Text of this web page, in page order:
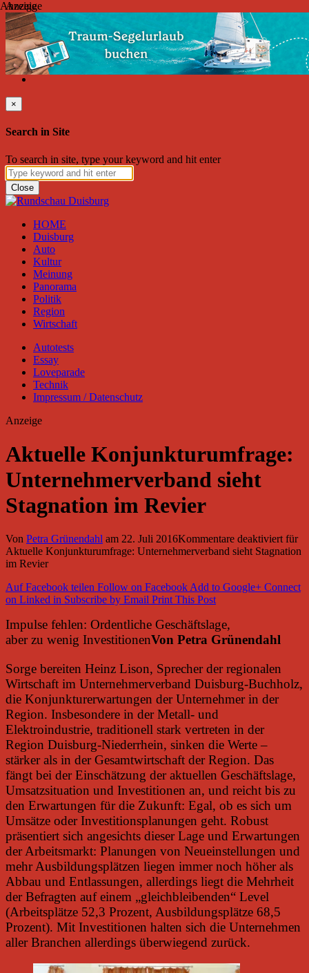
Donnerstag, August 06, 2026
Friend on Facebook Follow on Twitter Subscribe to RSS
Search
×
Search in Site
To search in site, type your keyword and hit enter
Close
HOME
Duisburg
Auto
Kultur
Meinung
Panorama
Politik
Region
Wirtschaft
Autotests
Essay
Loveparade
Technik
Impressum / Datenschutz
Anzeige
Aktuelle Konjunkturumfrage:
Unternehmerverband sieht
Stagnation im Revier
Von Petra Grünendahl am 22. Juli 2016Kommentare deaktiviertfür
Aktuelle Konjunkturumfrage: Unternehmerverband sieht Stagnation
im Revier
Auf Facebook teilen Follow on FacebookAdd to Google+ Connect
on Linked in Subscribe by Email Print This Post
Impulse fehlen: Ordentliche Geschäftslage,
aber zu wenig InvestitionenVon Petra Grünendahl
Sorge bereiten Heinz Lison, Sprecher der regionalen
Wirtschaft im Unternehmerverband Duisburg-Buchholz,
die Konjunkturerwartungen der Unternehmer in der
Region. Insbesondere in der Metall- und
Elektroindustrie, traditionell stark vertreten in der
Region Duisburg-Niederrhein, sinken die Werte –
stärker als in der Gesamtwirtschaft der Region. Das
fängt bei der Einschätzung der aktuellen Geschäftslage,
Umsatzsituation und Investitionen an, und reicht bis zu
den Erwartungen für die Zukunft: Egal, ob es sich um
Umsätze oder Investitionsplanungen geht. Robust
präsentiert sich angesichts dieser Lage und Erwartungen
der Arbeitsmarkt: Planungen von Neueinstellungen und
mehr Ausbildungsplätzen liegen immer noch höher als
Abbau und Entlassungen, allerdings liegt die Mehrheit
der Befragten auf einem „gleichbleibenden“ Level
(Arbeitsplätze 52,3 Prozent, Ausbildungsplätze 68,5
Prozent). Mit Investitionen halten sich die Unternehmen
aller Branchen allerdings überwiegend zurück.
Anzeige
Anzeige